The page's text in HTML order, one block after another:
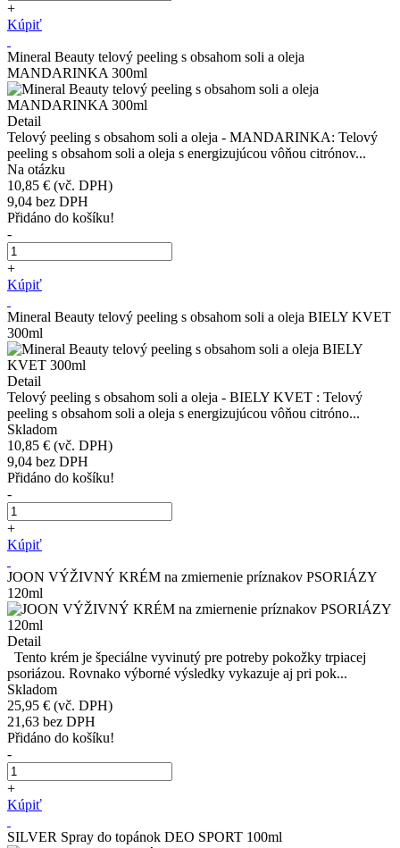
+
Kúpiť
Mineral Beauty telový peeling s obsahom soli a oleja
MANDARINKA 300ml
Detail
Telový peeling s obsahom soli a oleja - MANDARINKA: Telový
peeling s obsahom soli a oleja s energizujúcou vôňou citrónov...
Na otázku
10,85 € (vč. DPH)
9,04 bez DPH
Přidáno do košíku!
-
+
Kúpiť
Mineral Beauty telový peeling s obsahom soli a oleja BIELY KVET
300ml
Detail
Telový peeling s obsahom soli a oleja - BIELY KVET : Telový
peeling s obsahom soli a oleja s energizujúcou vôňou citróno...
Skladom
10,85 € (vč. DPH)
9,04 bez DPH
Přidáno do košíku!
-
+
Kúpiť
JOON VÝŽIVNÝ KRÉM na zmiernenie príznakov PSORIÁZY
120ml
Detail
Tento krém je špeciálne vyvinutý pre potreby pokožky trpiacej
psoriázou. Rovnako výborné výsledky vykazuje aj pri pok...
Skladom
25,95 € (vč. DPH)
21,63 bez DPH
Přidáno do košíku!
-
+
Kúpiť
SILVER Spray do topánok DEO SPORT 100ml